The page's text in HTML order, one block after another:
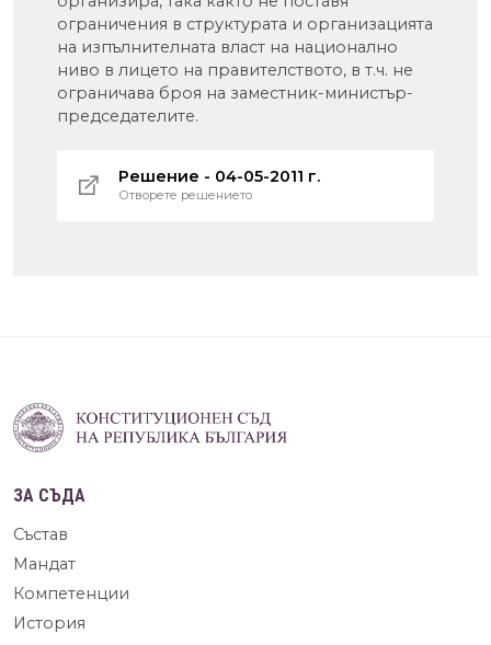
Решение - 04-05-2011 г.
Отворете решението
ЗА СЪДА
Състав
Мандат
Компетенции
История